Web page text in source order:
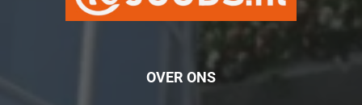
OVER ONS